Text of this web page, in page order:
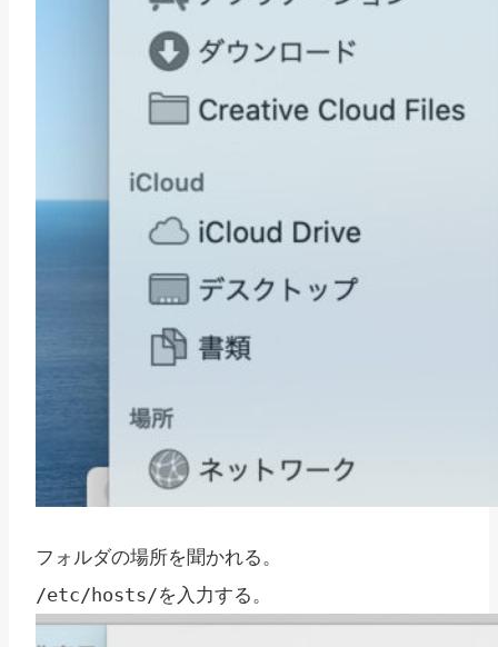
フォルダの場所を聞かれる。
/etc/hosts/を入力する。